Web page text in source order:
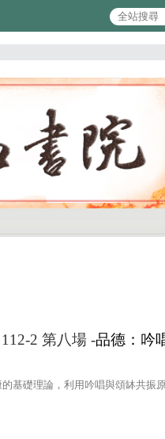
2 第八場 -品德：吟
基礎理論，利用吟唱與頌缽共振